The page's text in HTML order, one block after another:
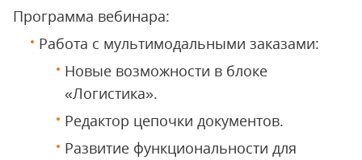
Программа вебинара:
Работа с мультимодальными заказами:
Новые возможности в блоке
«Логистика».
Редактор цепочки документов.
Развитие функциональности для